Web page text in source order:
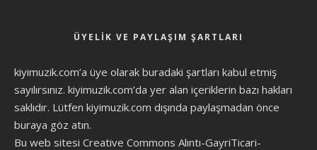
ÜYELIK VE PAYLAŞIM ŞARTLARI
kiyimuzik.com’a üye olarak buradaki şartları kabul etmiş
sayılırsınız. kiyimuzik.com’da yer alan içeriklerin bazı hakları
saklıdır. Lütfen kiyimuzik.com dışında paylaşmadan önce
buraya göz atın.
Bu web sitesi Creative Commons Alıntı-GayriTicari-